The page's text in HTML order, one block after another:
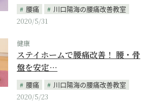
腰痛
川口陽海の腰痛改善教室
2020/5/31
健康
ステイホームで腰痛改善！ 腰・骨
盤を安定…
腰痛
川口陽海の腰痛改善教室
2020/5/23